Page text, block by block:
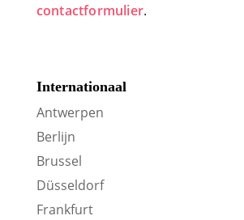
contactformulier.
Internationaal
Antwerpen
Berlijn
Brussel
Düsseldorf
Frankfurt